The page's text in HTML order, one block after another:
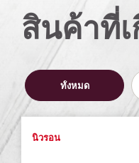
สินค้าที่
ทั้งหมด
นิวรอน